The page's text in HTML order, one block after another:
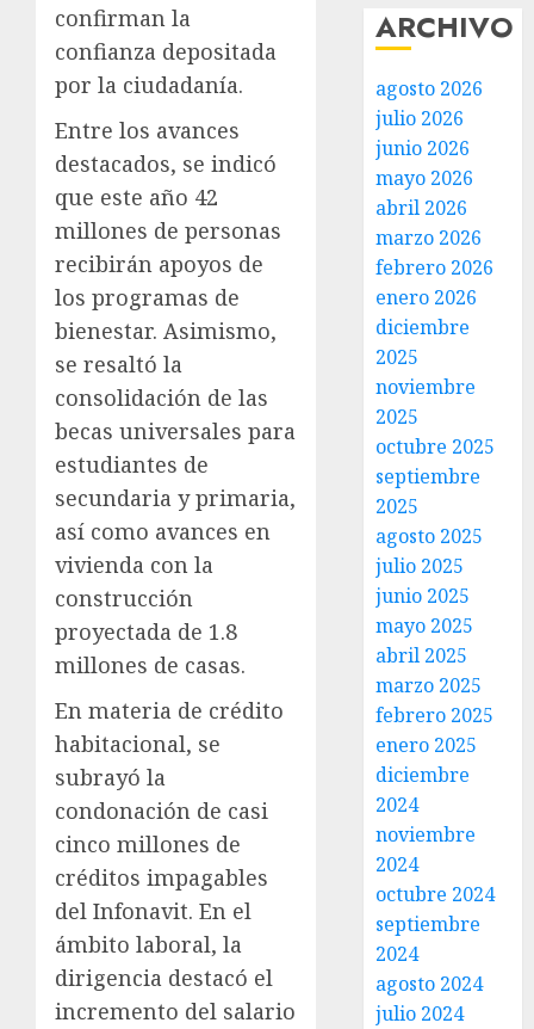
confirman la
confianza depositada
por la ciudadanía.
Entre los avances
destacados, se indicó
que este año 42
millones de personas
recibirán apoyos de
los programas de
bienestar. Asimismo,
se resaltó la
consolidación de las
becas universales para
estudiantes de
secundaria y primaria,
así como avances en
vivienda con la
construcción
proyectada de 1.8
millones de casas.
En materia de crédito
habitacional, se
subrayó la
condonación de casi
cinco millones de
créditos impagables
del Infonavit. En el
ámbito laboral, la
dirigencia destacó el
incremento del salario
ARCHIVO
agosto 2026
julio 2026
junio 2026
mayo 2026
abril 2026
marzo 2026
febrero 2026
enero 2026
diciembre
2025
noviembre
2025
octubre 2025
septiembre
2025
agosto 2025
julio 2025
junio 2025
mayo 2025
abril 2025
marzo 2025
febrero 2025
enero 2025
diciembre
2024
noviembre
2024
octubre 2024
septiembre
2024
agosto 2024
julio 2024